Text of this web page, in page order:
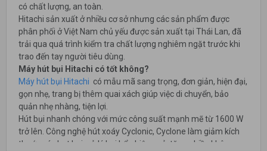
có chất lượng, an toàn.
Hitachi sản xuất ở nhiều cơ sở nhưng các sản phẩm được
phân phối ở Việt Nam chủ yếu được sản xuất tại Thái Lan, đã
trải qua quá trình kiểm tra chất lượng nghiêm ngặt trước khi
trao đến tay người tiêu dùng.
Máy hút bụi Hitachi có tốt không?
Máy hút bụi Hitachi có mẫu mã sang trọng, đơn giản, hiện đại,
gọn nhẹ, trang bị thêm quai xách giúp việc di chuyển, bảo
quản nhẹ nhàng, tiện lợi.
Hút bụi nhanh chóng với mức công suất mạnh mẽ từ 1600 W
trở lên. Công nghệ hút xoáy Cyclonic, Cyclone làm giảm kích
thước các hạt bụi, xử lý bụi bẩn hiệu quả, tăng nhiều không